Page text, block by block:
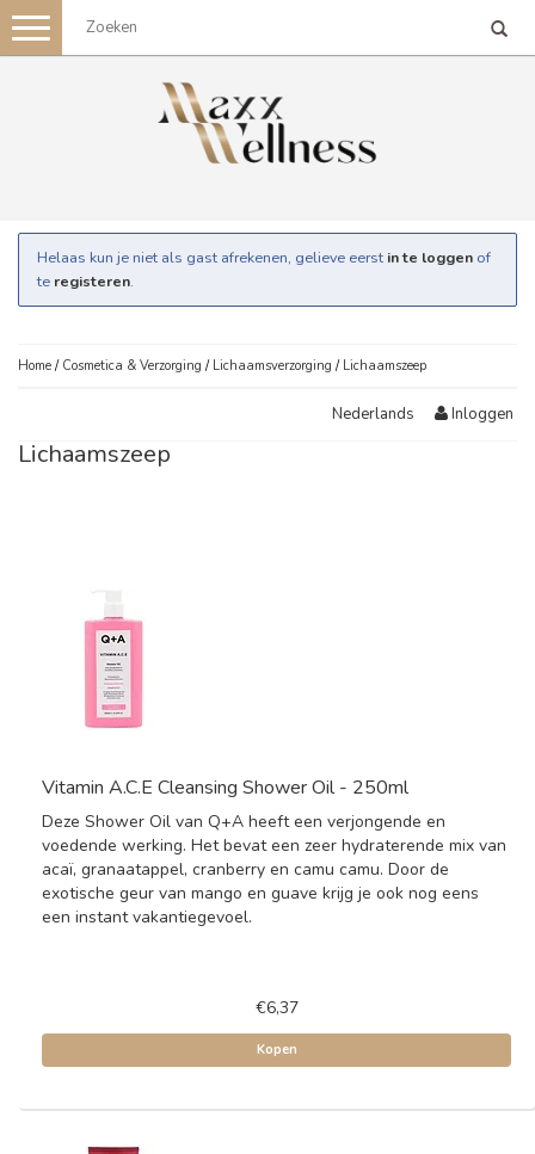
Toggle
navigation
Helaas kun je niet als gast afrekenen, gelieve eerst in te loggen of
te registeren.
Home / Cosmetica & Verzorging / Lichaamsverzorging / Lichaamszeep
Nederlands Inloggen
Lichaamszeep
Vitamin A.C.E Cleansing Shower Oil - 250ml
Deze Shower Oil van Q+A heeft een verjongende en
voedende werking. Het bevat een zeer hydraterende mix van
acaï, granaatappel, cranberry en camu camu. Door de
exotische geur van mango en guave krijg je ook nog eens
een instant vakantiegevoel.
€6,37
Kopen